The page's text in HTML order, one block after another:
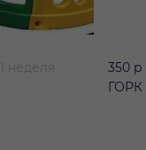
1 неделя
350